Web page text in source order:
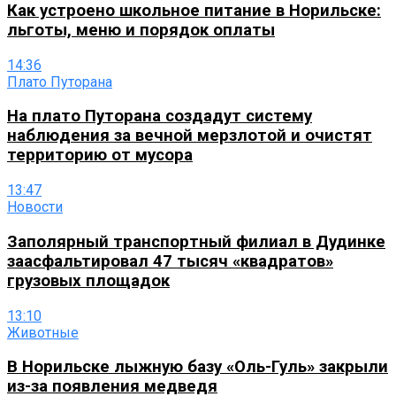
Как устроено школьное питание в Норильске:
льготы, меню и порядок оплаты
14:36
Плато Путорана
На плато Путорана создадут систему
наблюдения за вечной мерзлотой и очистят
территорию от мусора
13:47
Новости
Заполярный транспортный филиал в Дудинке
заасфальтировал 47 тысяч «квадратов»
грузовых площадок
13:10
Животные
В Норильске лыжную базу «Оль-Гуль» закрыли
из-за появления медведя